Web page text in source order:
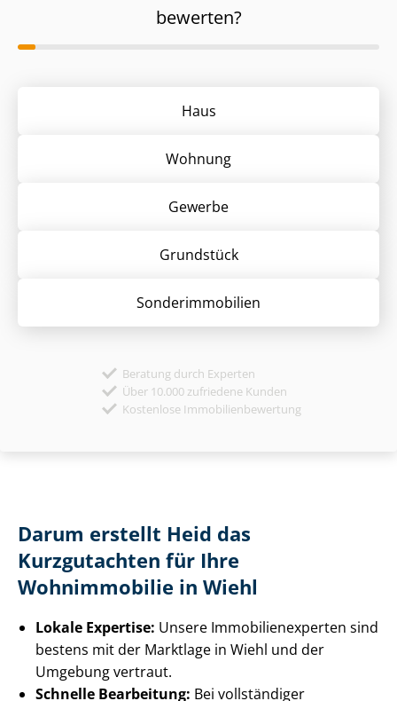
bewerten?
Haus
Wohnung
Gewerbe
Grund­stück
Sonder­immobilien
Beratung durch Experten
Über 10.000 zufriedene Kunden
Kostenlose Immobilienbewertung
Darum erstellt Heid das
Kurzgutachten für Ihre
Wohnimmobilie in Wiehl
Lokale Expertise: Unsere Im­mo­bi­li­en­ex­per­ten sind
bestens mit der Marktlage in Wiehl und der
Umgebung vertraut.
Schnelle Bearbeitung: Bei vollständiger